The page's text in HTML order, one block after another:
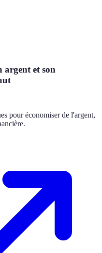
argent et son
pour économiser de l'argent,